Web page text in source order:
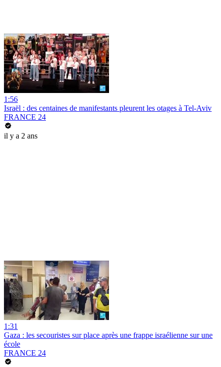
1:56
Israël : des centaines de manifestants pleurent les otages à Tel-Aviv
FRANCE 24
il y a 2 ans
1:31
Gaza : les secouristes sur place après une frappe israélienne sur une
école
FRANCE 24